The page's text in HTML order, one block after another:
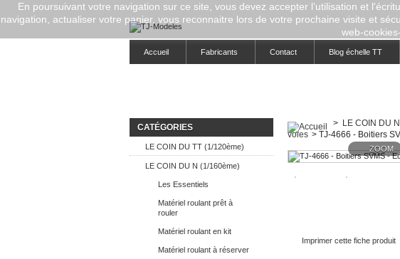
Accueil Fabricants Contact Blog échelle TT
CATÉGORIES
LE COIN DU TT (1/120ème)
LE COIN DU N (1/160ème)
Les Essentiels
Matériel roulant prêt à
rouler
Matériel roulant en kit
Matériel roulant à réserver
> LE COIN DU
voies > TJ-4666 - Boitiers
ZOOM
Imprimer cette fiche produit
En poursuivant votre navigation sur ce site, vous devez accepter l’utilisation et
navigation, actualiser votre panier, vous reconnaitre lors de votre prochaine visite et
web-